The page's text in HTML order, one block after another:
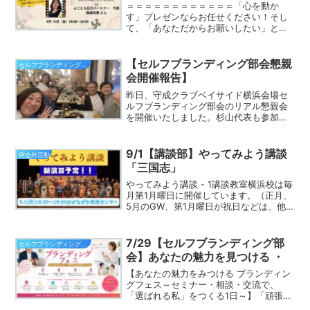
＝＝＝＝＝＝＝＝＝＝＝＝「心を動か
す」プレゼンならお任せください！そし
て、「あなただからお願いしたい」と言
ライブVo.26を開催します。90秒自己紹
介をはじめと...
セルフブランディング部会
【セルフブランディング部会懇親
会開催報告】
昨日、守成クラブベイサイド横浜会場セ
ルフブランディング部会のリアル懇親会
を開催いたしました。杉山代表も参加い
ました。セルフブランディング部会は、
「お客様の魅力を引き出し...
例会外活動
9/1【講談部】やってみよう講談
「三国志」
やってみよう講談 - 1講談教室横浜校は毎
月第1月曜日に開催しています。（正月、
5月のGW、第1月曜日が祝日などは、他
がわ県民生活サポートセンター306号室
横浜...
7/29【セルフブランディング部
会】あなたの魅力を見つける ・
【あなたの魅力をみつける ブランディン
グフェス～セミナー・相談・交流で、
「選ばれる私」をつくる1日～】「頑張っ